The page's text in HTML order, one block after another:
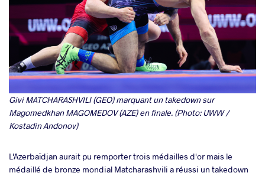
Givi MATCHARASHVILI (GEO) marquant un takedown sur
Magomedkhan MAGOMEDOV (AZE) en finale. (Photo: UWW /
Kostadin Andonov)
L'Azerbaïdjan aurait pu remporter trois médailles d'or mais le
médaillé de bronze mondial Matcharashvili a réussi un takedown